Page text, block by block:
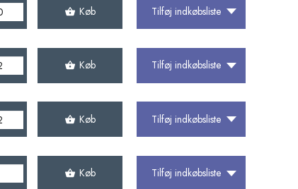
Køb Tilføj indkøbsliste
Køb Tilføj indkøbsliste
Køb Tilføj indkøbsliste
Køb Tilføj indkøbsliste